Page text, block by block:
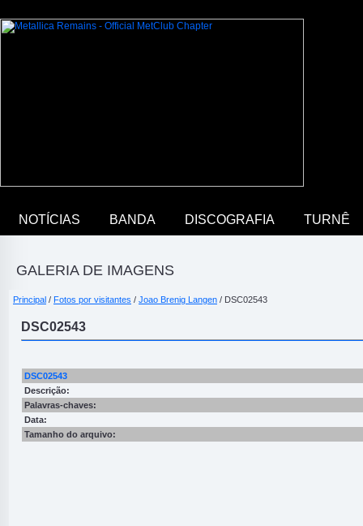
NOTÍCIAS BANDA DISCOGRAFIA TURNÊ
GALERIA DE IMAGENS
Principal / Fotos por visitantes / Joao Brenig Langen / DSC02543
DSC02543
DSC02543
Descrição:
Palavras-chaves:
Data:
Tamanho do arquivo: